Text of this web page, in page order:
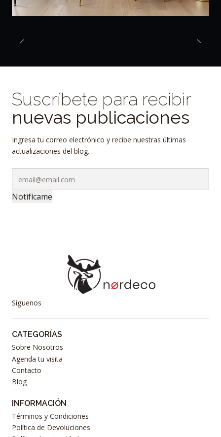
Suscríbete para recibir
nuevas publicaciones
Ingresa tu correo electrónico y recibe nuestras últimas
actualizaciones del blog.
Notifícame
Síguenos
CATEGORÍAS
Sobre Nosotros
Agenda tu visita
Contacto
Blog
INFORMACIÓN
Términos y Condiciones
Política de Devoluciones